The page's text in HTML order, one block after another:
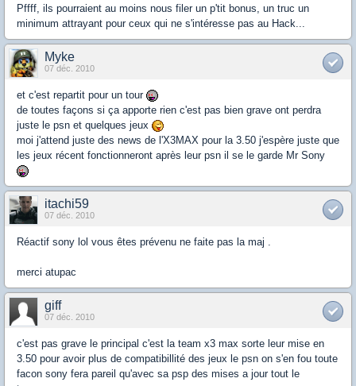
Pffff, ils pourraient au moins nous filer un p'tit bonus, un truc un
minimum attrayant pour ceux qui ne s'intéresse pas au Hack...
Myke
07 déc. 2010
et c'est repartit pour un tour
de toutes façons si ça apporte rien c'est pas bien grave ont perdra
juste le psn et quelques jeux
moi j'attend juste des news de l'X3MAX pour la 3.50 j'espère juste que
les jeux récent fonctionneront après leur psn il se le garde Mr Sony
itachi59
07 déc. 2010
Réactif sony lol vous êtes prévenu ne faite pas la maj .
merci atupac
giff
07 déc. 2010
c'est pas grave le principal c'est la team x3 max sorte leur mise en
3.50 pour avoir plus de compatibillité des jeux le psn on s'en fou toute
facon sony fera pareil qu'avec sa psp des mises a jour tout le